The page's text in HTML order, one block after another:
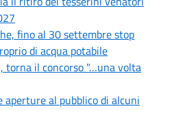
fino al 30 settembre stop
di acqua potabile
torna il concorso "…una volta
aperture al pubblico di alcuni